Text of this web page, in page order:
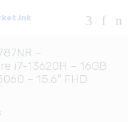
–
i7-13620H – 16GB
– 15.6″ FHD